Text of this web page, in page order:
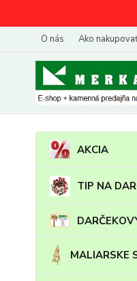
O nás Ako
AKCIA
TIP NA
MALIARSKE